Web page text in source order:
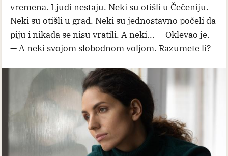
vremena. Ljudi nestaju. Neki su otišli ​​u Čečeniju.
Neki su otišli ​​u grad. Neki su jednostavno počeli da
piju i nikada se nisu vratili. A neki... — Oklevao je.
— A neki svojom slobodnom voljom. Razumete li?